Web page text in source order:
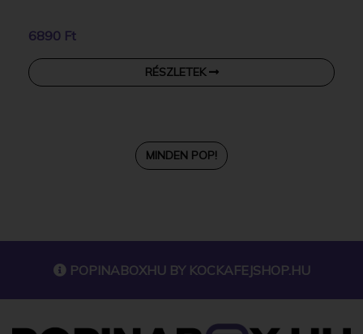
6890 Ft
RÉSZLETEK
MINDEN POP!
POPINABOXHU BY KOCKAFEJSHOP.HU